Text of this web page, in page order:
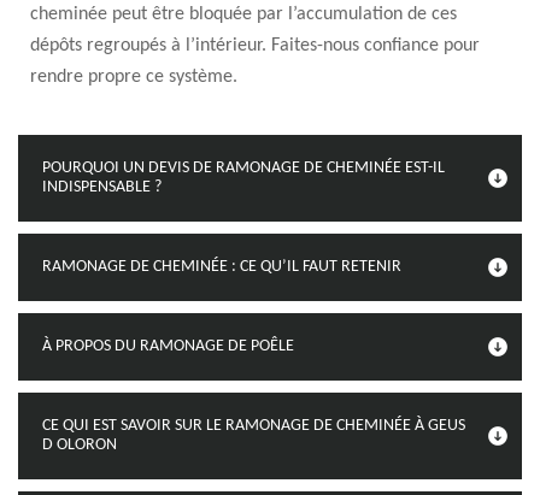
cheminée peut être bloquée par l’accumulation de ces
dépôts regroupés à l’intérieur. Faites-nous confiance pour
rendre propre ce système.
POURQUOI UN DEVIS DE RAMONAGE DE CHEMINÉE EST-IL
INDISPENSABLE ?
RAMONAGE DE CHEMINÉE : CE QU’IL FAUT RETENIR
À PROPOS DU RAMONAGE DE POÊLE
CE QUI EST SAVOIR SUR LE RAMONAGE DE CHEMINÉE À GEUS
D OLORON